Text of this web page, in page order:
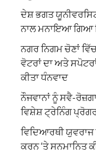
ਦੇਸ਼ ਭਗਤ
ਨਾਲ ਮਨਾਇਆ ਗਿਆ
ਨਗਰ ਨਿਗਮ ਚੋਣਾਂ
ਵੋਟਰਾਂ ਦਾ ਅਤੇ
ਕੀਤਾ ਧੰਨਵਾਦ
ਨੌਜਵਾਨਾਂ ਨੂੰ ਸਵੈ-
ਵਿਸ਼ੇਸ਼ ਟ੍ਰੇਨਿੰਗ
ਵਿਦਿਆਰਥੀ ਯੁਵਰਾਜ
ਕਰਨ ‘ਤੇ ਸਨਮਾਨਿਤ